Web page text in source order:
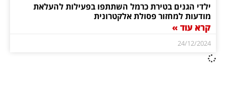
ילדי הגנים בטירת כרמל השתתפו בפעילות להעלאת
מודעות למחזור פסולת אלקטרונית
קרא עוד »
24/12/2024